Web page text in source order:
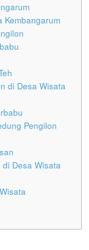
Kembangarum
di Desa Wisata
Pengilon
Desa Wisata